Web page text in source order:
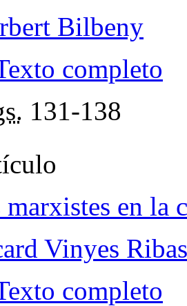
Bilbeny
completo
131-138
marxistes en la
Vinyes Ribas
completo